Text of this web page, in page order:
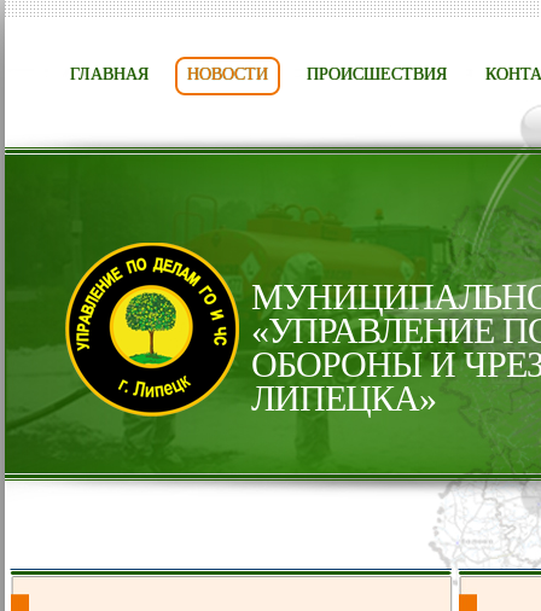
ГЛАВНАЯ НОВОСТИ ПРОИСШЕСТВИЯ
«УПРАВЛЕНИЕ
ОБОРОНЫ И
ЛИПЕЦКА»